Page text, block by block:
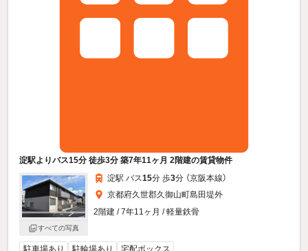
淀駅よりバス15分 徒歩3分 築7年11ヶ月 2階建の賃貸物件
すべての写真
淀駅 バス15分 歩3分 （京阪本線）
京都府久世郡久御山町島田堤外
2階建 / 7年11ヶ月 / 軽量鉄骨